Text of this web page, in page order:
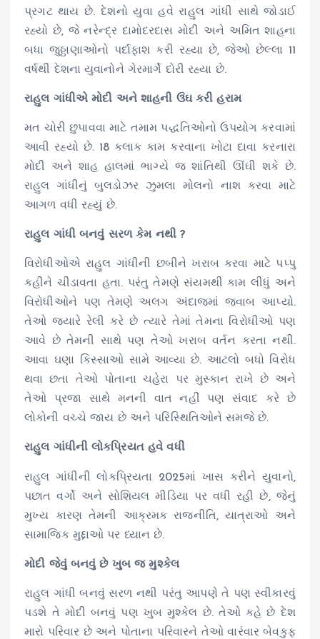
પ્રગટ થાય છે. દેશનો યુવા હવે રાહુલ ગાંધી સાથે જોડાઈ
રહ્યો છે, જે નરેન્દ્ર દામોદરદાસ મોદી અને અમિત શાહના
બધા જુઠ્ઠાણાઓનો પર્દાફાશ કરી રહ્યા છે, જેઓ છેલ્લા 11
વર્ષથી દેશના યુવાનોને ગેરમાર્ગે દોરી રહ્યા છે.
રાહુલ ગાંધીએ મોદી અને શાહની ઉંઘ કરી હરામ
મત ચોરી છુપાવવા માટે તમામ પદ્ધતિઓનો ઉપયોગ કરવામાં
આવી રહ્યો છે. 18 કલાક કામ કરવાના ખોટા દાવા કરનારા
મોદી અને શાહ હાલમાં ભાગ્યે જ શાંતિથી ઊંઘી શકે છે.
રાહુલ ગાંધીનું બુલડોઝર ઝુમલા મોલનો નાશ કરવા માટે
આગળ વધી રહ્યું છે.
રાહુલ ગાંધી બનવું સરળ કેમ નથી ?
વિરોધીઓએ રાહુલ ગાંધીની છબીને ખરાબ કરવા માટે પપ્પુ
કહીને ચીડાવતા હતા. પરંતુ તેમણે સંયમથી કામ લીધું અને
વિરોધીઓને પણ તેમણે અલગ અંદાજમાં જવાબ આપ્યો.
તેઓ જ્યારે રેલી કરે છે ત્યારે તેમાં તેમના વિરોધીઓ પણ
આવે છે તેમની સાથે પણ તેઓ ખરાબ વર્તન કરતા નથી.
આવા ઘણા કિસ્સાઓ સામે આવ્યા છે. આટલો બધો વિરોધ
થવા છતા તેઓ પોતાના ચહેરા પર મુસ્કાન રાખે છે અને
તેઓ પ્રજા સાથે મનની વાત નહીં પણ સંવાદ કરે છે
લોકોની વચ્ચે જાય છે અને પરિસ્થિતિઓને સમજે છે.
રાહુલ ગાંધીની લોકપ્રિયત હવે વધી
રાહુલ ગાંધીની લોકપ્રિયતા 2025માં ખાસ કરીને યુવાનો,
પછાત વર્ગો અને સોશિયલ મીડિયા પર વધી રહી છે, જેનું
મુખ્ય કારણ તેમની આક્રમક રાજનીતિ, યાત્રાઓ અને
સામાજિક મુદ્દાઓ પર ધ્યાન છે.
મોદી જેવું બનવું છે ખુબ જ મુશ્કેલ
રાહુલ ગાંધી બનવું સરળ નથી પરંતુ આપણે તે પણ સ્વીકારવું
પડશે તે મોદી બનવું પણ ખુબ મુશ્કેલ છે. તેઓ કહે છે દેશ
મારો પરિવાર છે અને પોતાના પરિવારને તેઓ વારંવાર બેવકુફ